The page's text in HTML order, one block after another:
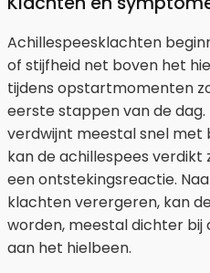
Achillespeesklachten
of stijfheid net boven het
tijdens opstartmomenten
eerste stappen van de dag.
verdwijnt meestal snel met
kan de achillespees verdikt
een ontstekingsreactie.
klachten verergeren, kan
worden, meestal dichter bij
aan het hielbeen.